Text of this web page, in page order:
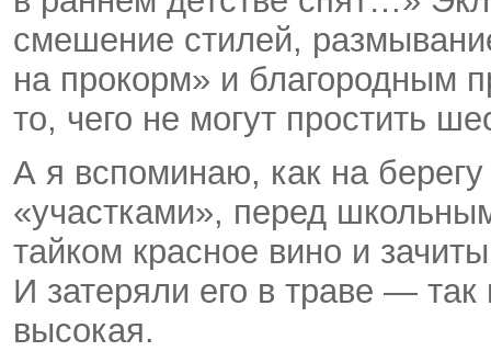
смешение стилей,
на прокорм» и благородным
то, чего не могут простить
А я вспоминаю, как на
«участками», перед
тайком красное вино и
И затеряли его в траве —
высокая.